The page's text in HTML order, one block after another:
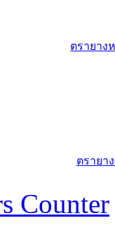
ตรายาง
ตรายา
Counter